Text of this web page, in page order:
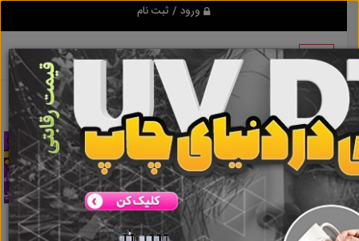
ورود / ثبت نام
تبلیغ کن نتایج جستجو برای برچسب امگا3
نتایج جستجو برای برچسبامگا3